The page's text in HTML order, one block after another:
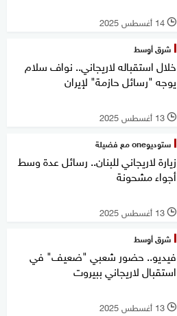
l 14 أغسطس 2025
شرق أوسط
خلال استقباله لاريجاني.. نواف سلام
يوجه "رسائل حازمة" لإيران
l 13 أغسطس 2025
ستوديوone مع فضيلة
زيارة لاريجاني للبنان.. رسائل عدة وسط
أجواء مشحونة
l 13 أغسطس 2025
شرق أوسط
فيديو.. حضور شعبي "ضعيف" في
استقبال لاريجاني ببيروت
l 13 أغسطس 2025